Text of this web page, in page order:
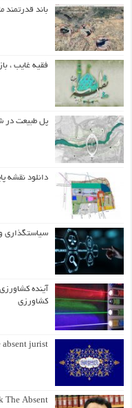
باند
فقیه غایب ،
پل طبیعت در
دانلود نقشه
سیاستگذاری
آینده
کشاورزی
absent jurist
The Absent